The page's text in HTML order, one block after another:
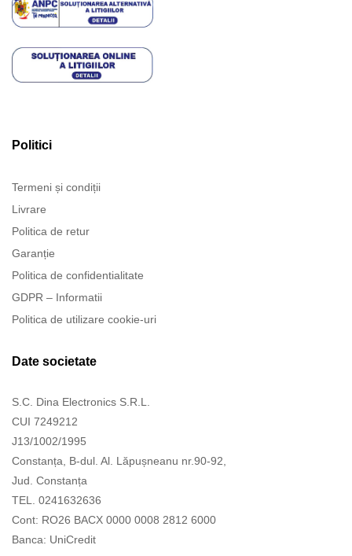
Politici
Termeni și condiții
Livrare
Politica de retur
Garanție
Politica de confidentialitate
GDPR – Informatii
Politica de utilizare cookie-uri
Date societate
S.C. Dina Electronics S.R.L.
CUI 7249212
J13/1002/1995
Constanța, B-dul. Al. Lăpușneanu nr.90-92,
Jud. Constanța
TEL. 0241632636
Cont: RO26 BACX 0000 0008 2812 6000
Banca: UniCredit